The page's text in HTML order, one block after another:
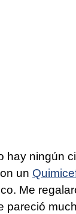
hay ningún
un
Me
pareció